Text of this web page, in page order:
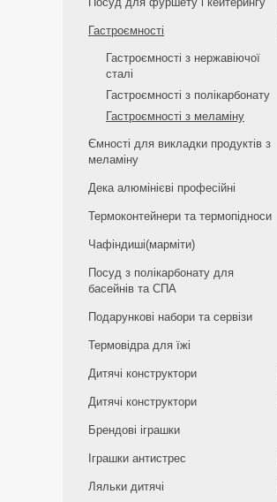
Гастроємності
Гастроємності з нержавіючої
сталі
Гастроємності з полікарбонату
Гастроємності з меламіну
Ємності для викладки продуктів з
меламіну
Дека алюмінієві професійні
Термоконтейнери та термопідноси
Чафіндиші(марміти)
Посуд з полікарбонату для
басейнів та СПА
Подарункові набори та сервізи
Термовідра для їжі
Дитячі конструктори
Дитячі конструктори
Брендові іграшки
Іграшки антистрес
Ляльки дитячі